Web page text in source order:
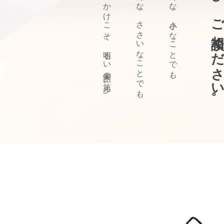
ぜひ、ご相
どんな、小さなことでも、
どんな、ささいなことでも、
きっかけこそ、明るい未来の第一歩。